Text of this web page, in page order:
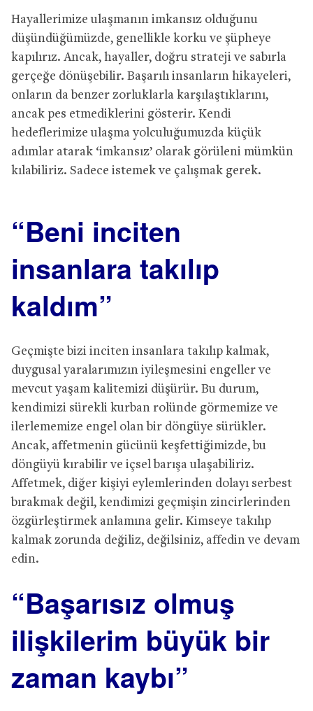
Hayallerimize ulaşmanın imkansız olduğunu
düşündüğümüzde, genellikle korku ve şüpheye
kapılırız. Ancak, hayaller, doğru strateji ve sabırla
gerçeğe dönüşebilir. Başarılı insanların hikayeleri,
onların da benzer zorluklarla karşılaştıklarını,
ancak pes etmediklerini gösterir. Kendi
hedeflerimize ulaşma yolculuğumuzda küçük
adımlar atarak ‘imkansız’ olarak görüleni mümkün
kılabiliriz. Sadece istemek ve çalışmak gerek.
“Beni inciten
insanlara takılıp
kaldım”
Geçmişte bizi inciten insanlara takılıp kalmak,
duygusal yaralarımızın iyileşmesini engeller ve
mevcut yaşam kalitemizi düşürür. Bu durum,
kendimizi sürekli kurban rolünde görmemize ve
ilerlememize engel olan bir döngüye sürükler.
Ancak, affetmenin gücünü keşfettiğimizde, bu
döngüyü kırabilir ve içsel barışa ulaşabiliriz.
Affetmek, diğer kişiyi eylemlerinden dolayı serbest
bırakmak değil, kendimizi geçmişin zincirlerinden
özgürleştirmek anlamına gelir. Kimseye takılıp
kalmak zorunda değiliz, değilsiniz, affedin ve devam
edin.
“Başarısız olmuş
ilişkilerim büyük bir
zaman kaybı”